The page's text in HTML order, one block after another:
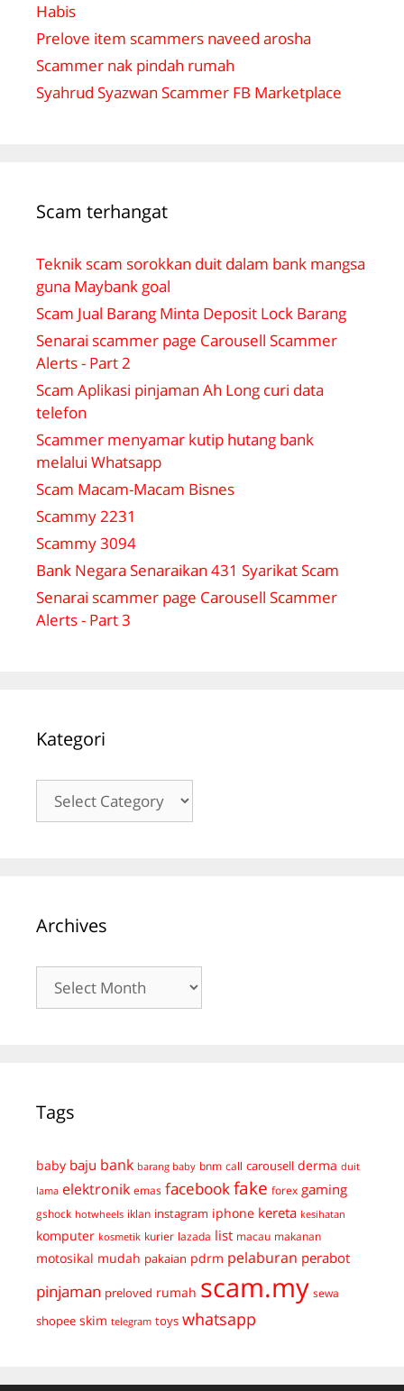
Habis
Prelove item scammers naveed arosha
Scammer nak pindah rumah
Syahrud Syazwan Scammer FB Marketplace
Scam terhangat
Teknik scam sorokkan duit dalam bank mangsa
guna Maybank goal
Scam Jual Barang Minta Deposit Lock Barang
Senarai scammer page Carousell Scammer
Alerts - Part 2
Scam Aplikasi pinjaman Ah Long curi data
telefon
Scammer menyamar kutip hutang bank
melalui Whatsapp
Scam Macam-Macam Bisnes
Scammy 2231
Scammy 3094
Bank Negara Senaraikan 431 Syarikat Scam
Senarai scammer page Carousell Scammer
Alerts - Part 3
Kategori
Kategori
Archives
Archives
Tags
baby baju bank barang baby bnm call carousell derma duit
lama elektronik emas facebookfake forex gaming
gshock hotwheels iklan instagram iphone kereta kesihatan
komputer kosmetik kurier lazada list macau makanan
motosikal mudah pakaian pdrm pelaburan perabot
pinjaman preloved rumah scam.my sewa
shopee skim telegram toys whatsapp